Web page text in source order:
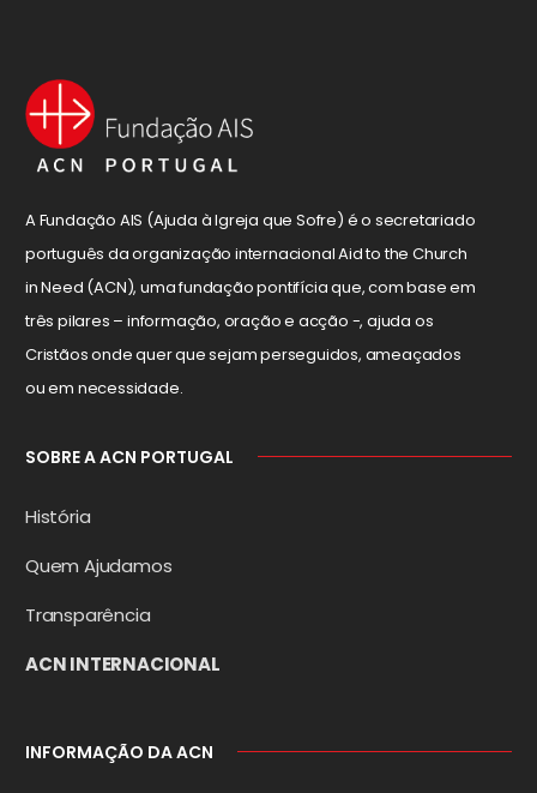
A Fundação AIS (Ajuda à Igreja que Sofre) é o secretariado
português da organização internacional Aid to the Church
in Need (ACN), uma fundação pontifícia que, com base em
três pilares – informação, oração e acção -, ajuda os
Cristãos onde quer que sejam perseguidos, ameaçados
ou em necessidade.
SOBRE A ACN PORTUGAL
História
Quem Ajudamos
Transparência
ACN INTERNACIONAL
INFORMAÇÃO DA ACN